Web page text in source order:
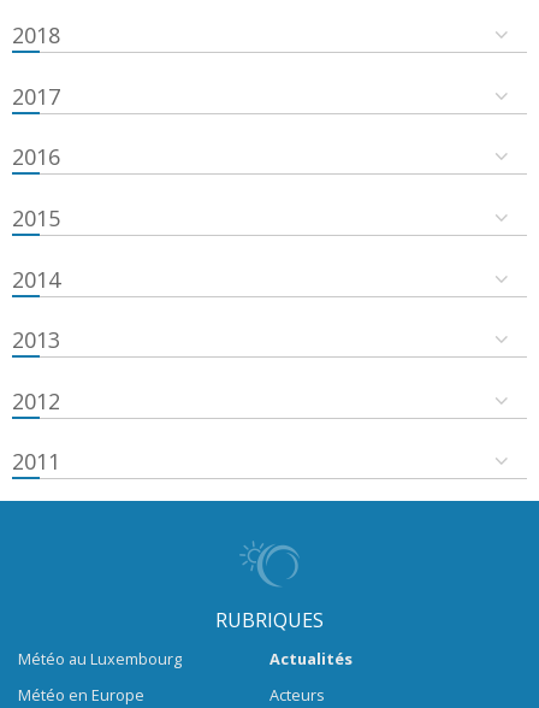
2018
2017
2016
2015
2014
2013
2012
2011
RUBRIQUES
Météo au Luxembourg
Météo en Europe
Actualités
Acteurs